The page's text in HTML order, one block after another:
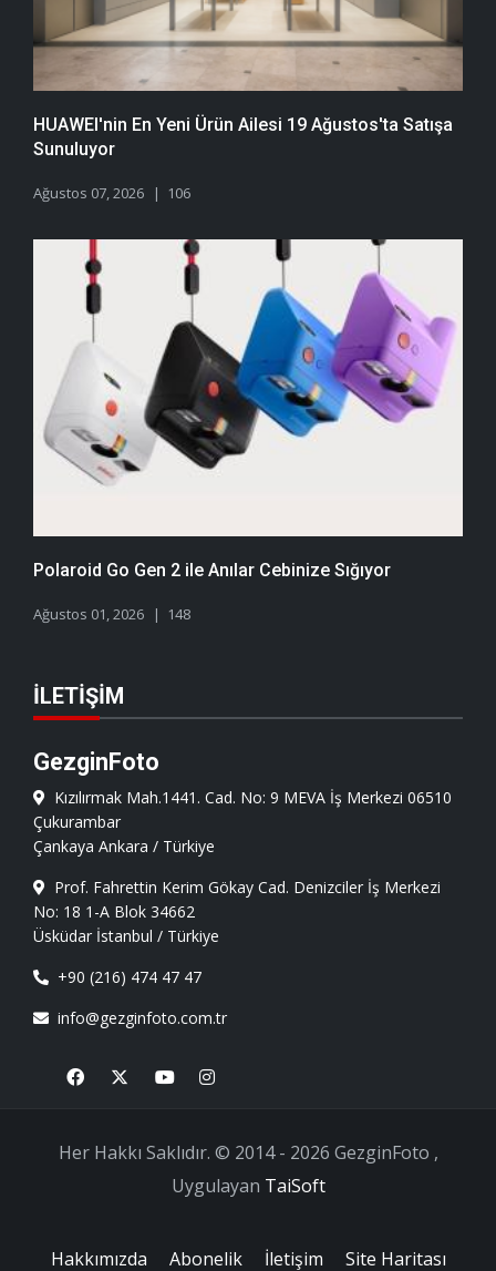
HUAWEI'nin En Yeni Ürün Ailesi 19 Ağustos'ta Satışa
Sunuluyor
Ağustos 07, 2026 106
Polaroid Go Gen 2 ile Anılar Cebinize Sığıyor
Ağustos 01, 2026 148
İLETIŞIM
GezginFoto
Kızılırmak Mah.1441. Cad. No: 9 MEVA İş Merkezi 06510
Çukurambar
Çankaya Ankara / Türkiye
Prof. Fahrettin Kerim Gökay Cad. Denizciler İş Merkezi
No: 18 1-A Blok 34662
Üsküdar İstanbul / Türkiye
+90 (216) 474 47 47
info@gezginfoto.com.tr
Her Hakkı Saklıdır. © 2014 - 2026 GezginFoto ,
Uygulayan TaiSoft
Hakkımızda Abonelik İletişim Site Haritası